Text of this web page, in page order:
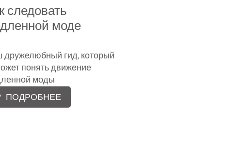
следовать
моде
гид, который
понять движение
моды
ПОДРОБНЕЕ